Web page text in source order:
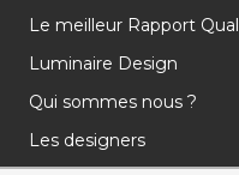
Le meilleur Rapport
Luminaire Design
Qui sommes nous ?
Les designers